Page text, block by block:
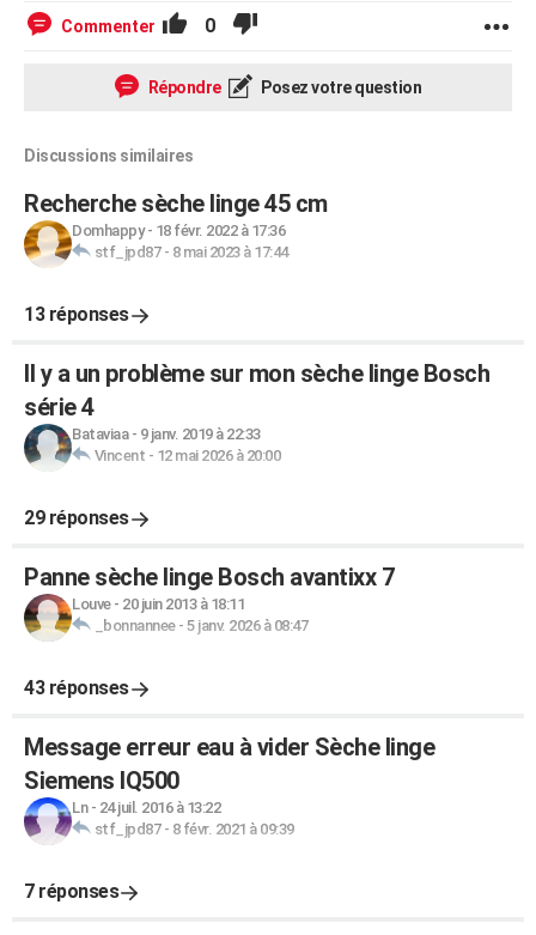
Commenter 0
Répondre Posez votre question
Discussions similaires
Recherche sèche linge 45 cm
Domhappy- 18 févr. 2022 à 17:36
stf_jpd87- 8 mai 2023 à 17:44
13 réponses
Il y a un problème sur mon sèche linge Bosch
série 4
Bataviaa- 9 janv. 2019 à 22:33
Vincent - 12 mai 2026 à 20:00
29 réponses
Panne sèche linge Bosch avantixx 7
Louve- 20 juin 2013 à 18:11
_bonnannee- 5 janv. 2026 à 08:47
43 réponses
Message erreur eau à vider Sèche linge
Siemens IQ500
Ln- 24 juil. 2016 à 13:22
stf_jpd87- 8 févr. 2021 à 09:39
7 réponses